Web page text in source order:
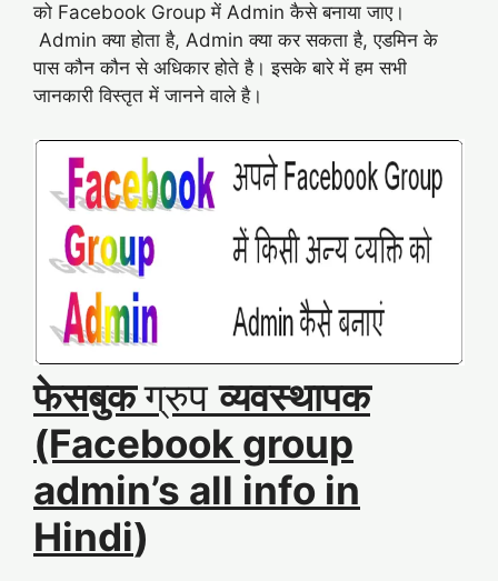
को Facebook Group में Admin कैसे बनाया जाए।
Admin क्या होता है, Admin क्या कर सकता है, एडमिन के
पास कौन कौन से अधिकार होते है। इसके बारे में हम सभी
जानकारी विस्तृत में जानने वाले है।
फेसबुकग्रुपव्यवस्थापक
(Facebook group
admin’s all info in
Hindi)